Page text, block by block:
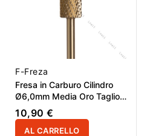
F-Freza
Fresa in Carburo Cilindro
Ø6,0mm Media Oro Taglio
Incrociato LL 14,0mm
10,90 €
AL CARRELLO